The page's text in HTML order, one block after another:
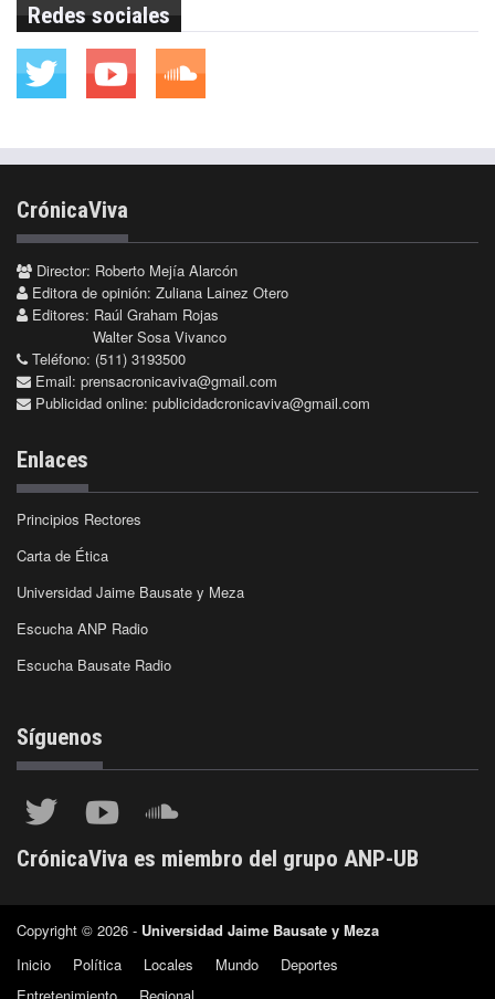
Redes sociales
CrónicaViva
Director: Roberto Mejía Alarcón
Editora de opinión: Zuliana Lainez Otero
Editores: Raúl Graham Rojas
Walter Sosa Vivanco
Teléfono: (511) 3193500
Email: prensacronicaviva@gmail.com
Publicidad online: publicidadcronicaviva@gmail.com
Enlaces
Principios Rectores
Carta de Ética
Universidad Jaime Bausate y Meza
Escucha ANP Radio
Escucha Bausate Radio
Síguenos
CrónicaViva es miembro del grupo ANP-UB
Copyright © 2026 - Universidad Jaime Bausate y Meza
Inicio
Política Locales Mundo
Deportes